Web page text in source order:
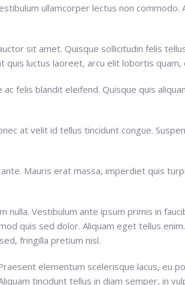
ullamcorper lectus non commodo.
sit amet. Quisque sollicitudin felis
quis luctus laoreet, arcu elit lobortis quam,
ac felis blandit eleifend. Quisque quis
at velit id tellus tincidunt congue.
Mauris erat massa, imperdiet quis
Vestibulum ante ipsum primis in
quis sed dolor. Aliquam eget tellus
fringilla pretium nisl.
elementum scelerisque lacus, eu
tincidunt tellus in diam semper, in